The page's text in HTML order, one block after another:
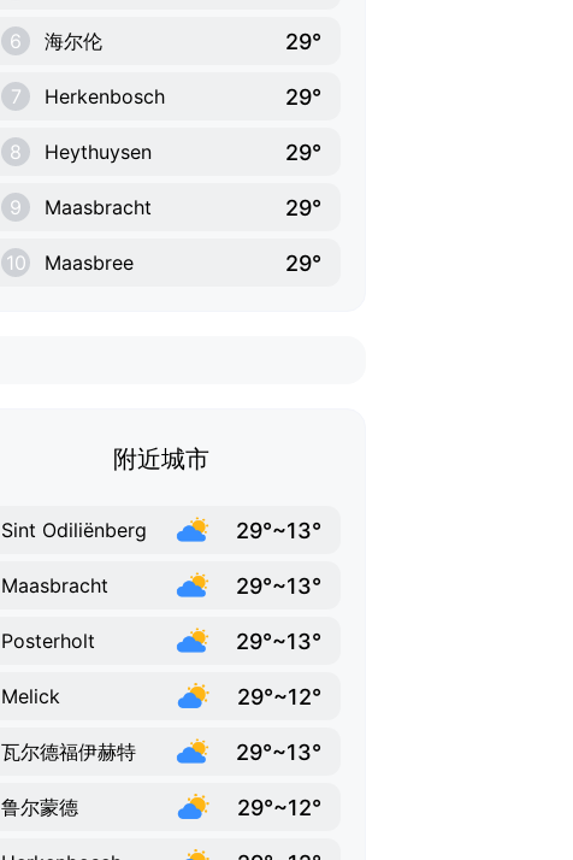
6 海尔伦 29°
7 Herkenbosch 29°
8 Heythuysen 29°
9 Maasbracht 29°
10 Maasbree 29°
附近城市
Sint Odiliënberg 29°~13°
Maasbracht 29°~13°
Posterholt 29°~13°
Melick 29°~12°
瓦尔德福伊赫特 29°~13°
鲁尔蒙德 29°~12°